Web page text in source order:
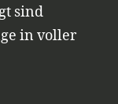
sind
in voller